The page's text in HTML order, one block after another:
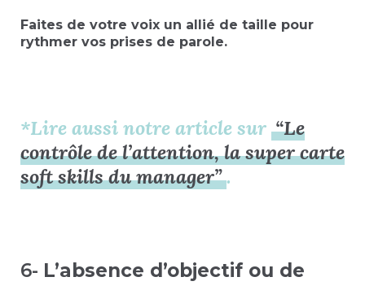
Faites de votre voix un allié de taille pour
rythmer vos prises de parole.
*Lire aussi notre article sur “Le
contrôle de l’attention, la super carte
soft skills du manager”.
6- L’absence d’objectif ou de